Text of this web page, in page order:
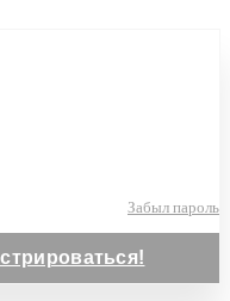
Забыл пароль